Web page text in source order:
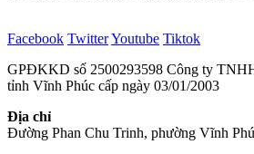
Facebook TwitterYoutube Tiktok
GPĐKKD số 2500293598 Công ty
tỉnh Vĩnh Phúc cấp ngày 03/01/2003
Địa chỉ
Đường Phan Chu Trinh, phường Vĩnh